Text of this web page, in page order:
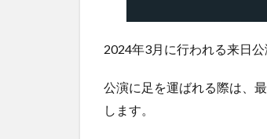
2024年3月に行われる来日公
公演に足を運ばれる際は、
します。